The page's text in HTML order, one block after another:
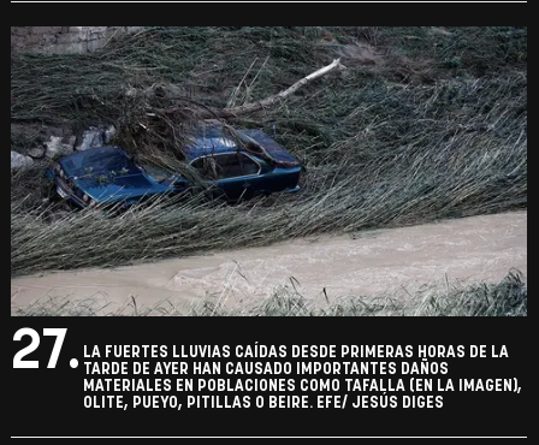
27. LA FUERTES LLUVIAS CAÍDAS DESDE PRIMERAS HORAS DE LA
TARDE DE AYER HAN CAUSADO IMPORTANTES DAÑOS
MATERIALES EN POBLACIONES COMO TAFALLA (EN LA IMAGEN),
OLITE, PUEYO, PITILLAS O BEIRE. EFE/ JESÚS DIGES